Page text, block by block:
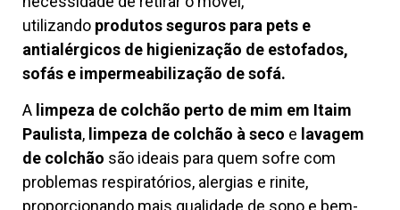
utilizando produtos seguros para pets e
antialérgicos de higienização de estofados,
sofás e impermeabilização de sofá.
A limpeza de colchão perto de mim em Itaim
Paulista, limpeza de colchão à seco e lavagem
de colchão são ideais para quem sofre com
problemas respiratórios, alergias e rinite,
proporcionando mais qualidade de sono e bem-